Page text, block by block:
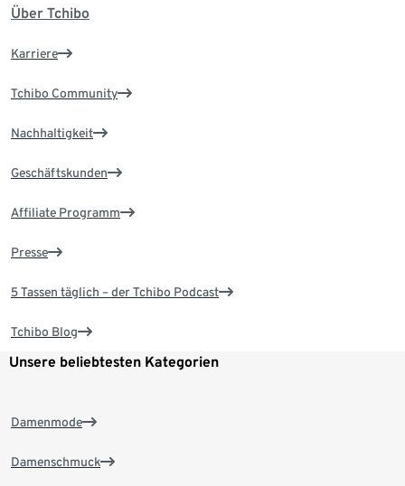
Über Tchibo
Karriere
Tchibo Community
Nachhaltigkeit
Geschäftskunden
Affiliate Programm
Presse
5 Tassen täglich – der Tchibo Podcast
Tchibo Blog
Unsere beliebtesten Kategorien
Damenmode
Damenschmuck